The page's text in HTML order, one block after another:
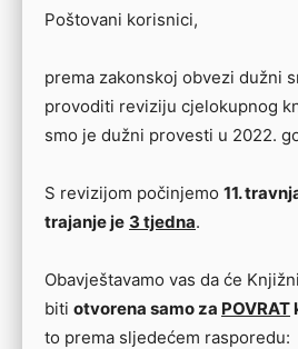
Poštovani korisnici,
prema zakonskoj obvezi dužni
provoditi reviziju cjelokupnog
smo je dužni provesti u 2022.
S revizijom počinjemo 11.
trajanje je 3 tjedna.
Obavještavamo vas da će
biti otvorena samo za POVRAT
to prema sljedećem rasporedu: